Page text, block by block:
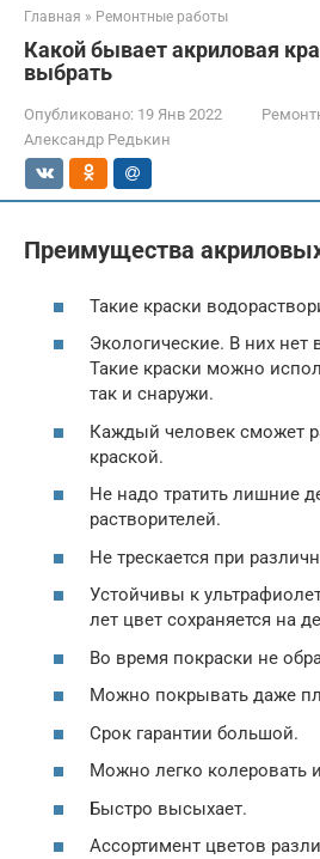
Главная » Ремонтные работы
Какой бывает акриловая
выбрать
Опубликовано: 19 Янв 2022
Александр Редькин
Преимущества
Такие краски
Экологические. В них нет
Такие краски можно
так и снаружи.
Каждый человек сможет
краской.
Не надо тратить лишние
растворителей.
Не трескается при
Устойчивы к
лет цвет сохраняется на
Во время покраски не
Можно покрывать даже
Срок гарантии большой.
Можно легко колеровать
Быстро высыхает.
Ассортимент цветов